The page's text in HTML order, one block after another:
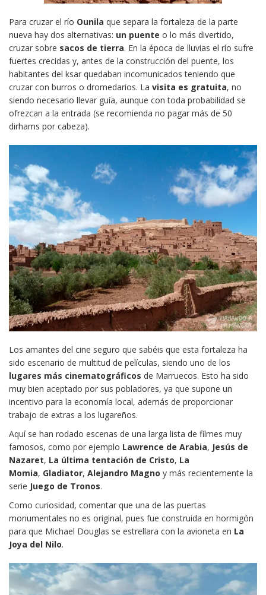
Para cruzar el río Ounila que separa la fortaleza de la parte
nueva hay dos alternativas: un puente o lo más divertido,
cruzar sobre sacos de tierra. En la época de lluvias el río sufre
fuertes crecidas y, antes de la construcción del puente, los
habitantes del ksar quedaban incomunicados teniendo que
cruzar con burros o dromedarios. La visita es gratuita, no
siendo necesario llevar guía, aunque con toda probabilidad se
ofrezcan a la entrada (se recomienda no pagar más de 50
dirhams por cabeza).
Los amantes del cine seguro que sabéis que esta fortaleza ha
sido escenario de multitud de películas, siendo uno de los
lugares más cinematográficos de Marruecos. Esto ha sido
muy bien aceptado por sus pobladores, ya que supone un
incentivo para la economía local, además de proporcionar
trabajo de extras a los lugareños.
Aquí se han rodado escenas de una larga lista de filmes muy
famosos, como por ejemplo Lawrence de Arabia, Jesús de
Nazaret, La última tentación de Cristo, La
Momia, Gladiator, Alejandro Magno y más recientemente la
serie Juego de Tronos.
Como curiosidad, comentar que una de las puertas
monumentales no es original, pues fue construida en hormigón
para que Michael Douglas se estrellara con la avioneta en La
Joya del Nilo.